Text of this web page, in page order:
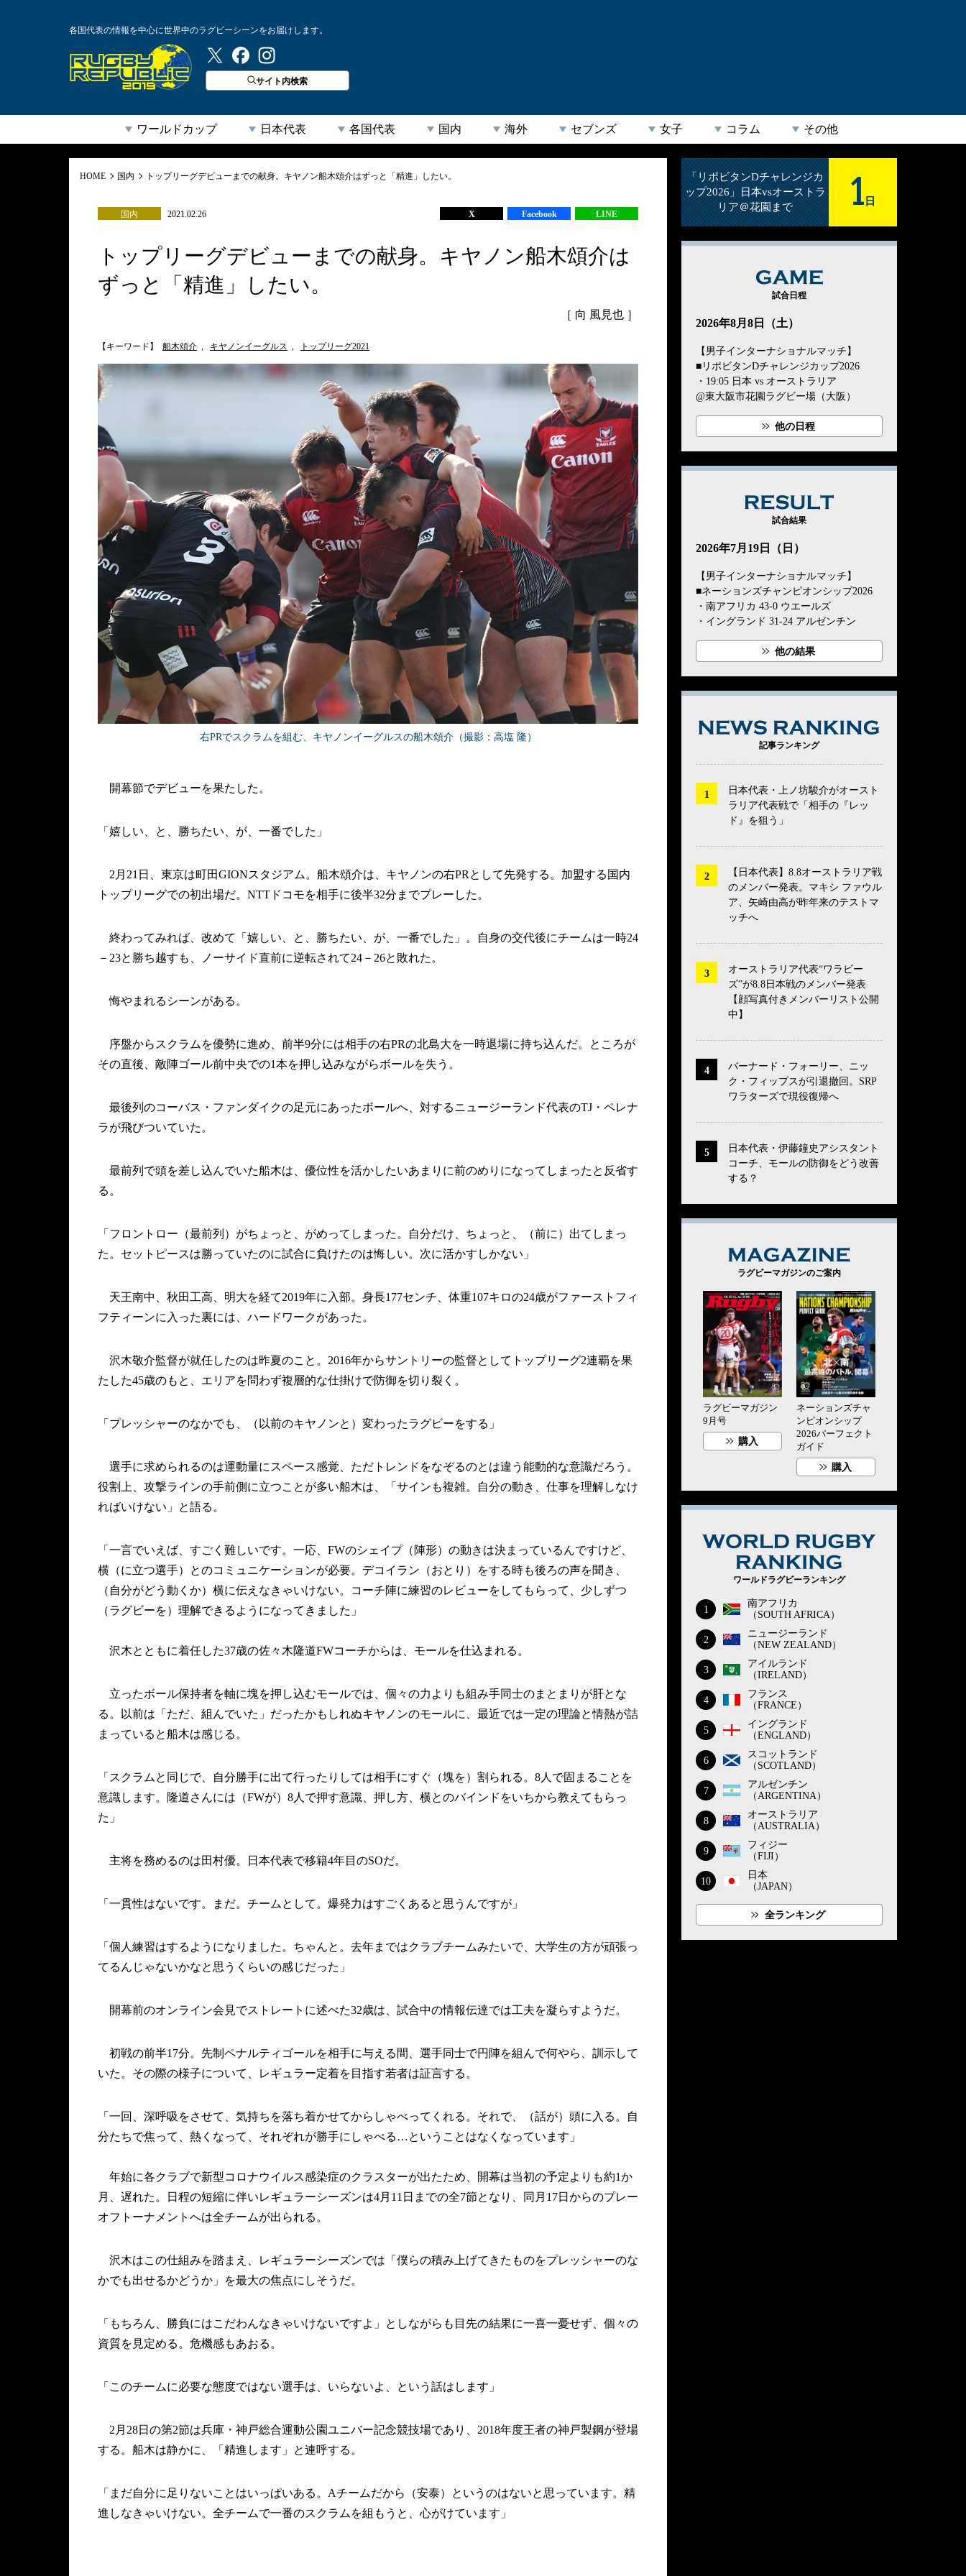
各国代表の情報を中心に世界中のラグビーシーンをお届けします。
ラグビーリパブリック
サイト内検索
ワールドカップ 日本代表 各国代表 国内 海外 セブンズ 女子 コラム その他
HOME 国内 トップリーグデビューまでの献身。キヤノン船木頌介はずっと「精進」したい。
国内 2021.02.26 X Facebook LINE
トップリーグデビューまでの献身。キヤノン船木頌介は
ずっと「精進」したい。
［ 向 風見也 ］
【キーワード】 船木頌介 , キヤノンイーグルス , トップリーグ2021
右PRでスクラムを組む、キヤノンイーグルスの船木頌介（撮影：高塩 隆）
開幕節でデビューを果たした。
「嬉しい、と、勝ちたい、が、一番でした」
2月21日、東京は町田GIONスタジアム。船木頌介は、キヤノンの右PRとして先発する。加盟する国内
トップリーグでの初出場だ。NTTドコモを相手に後半32分までプレーした。
終わってみれば、改めて「嬉しい、と、勝ちたい、が、一番でした」。自身の交代後にチームは一時24
－23と勝ち越すも、ノーサイド直前に逆転されて24－26と敗れた。
悔やまれるシーンがある。
序盤からスクラムを優勢に進め、前半9分には相手の右PRの北島大を一時退場に持ち込んだ。ところが
その直後、敵陣ゴール前中央での1本を押し込みながらボールを失う。
最後列のコーバス・ファンダイクの足元にあったボールへ、対するニュージーランド代表のTJ・ペレナ
ラが飛びついていた。
最前列で頭を差し込んでいた船木は、優位性を活かしたいあまりに前のめりになってしまったと反省す
る。
「フロントロー（最前列）がちょっと、がめってしまった。自分だけ、ちょっと、（前に）出てしまっ
た。セットピースは勝っていたのに試合に負けたのは悔しい。次に活かすしかない」
天王南中、秋田工高、明大を経て2019年に入部。身長177センチ、体重107キロの24歳がファーストフィ
フティーンに入った裏には、ハードワークがあった。
沢木敬介監督が就任したのは昨夏のこと。2016年からサントリーの監督としてトップリーグ2連覇を果
たした45歳のもと、エリアを問わず複層的な仕掛けで防御を切り裂く。
「プレッシャーのなかでも、（以前のキヤノンと）変わったラグビーをする」
選手に求められるのは運動量にスペース感覚、ただトレンドをなぞるのとは違う能動的な意識だろう。
役割上、攻撃ラインの手前側に立つことが多い船木は、「サインも複雑。自分の動き、仕事を理解しなけ
ればいけない」と語る。
「一言でいえば、すごく難しいです。一応、FWのシェイプ（陣形）の動きは決まっているんですけど、
横（に立つ選手）とのコミュニケーションが必要。デコイラン（おとり）をする時も後ろの声を聞き、
（自分がどう動くか）横に伝えなきゃいけない。コーチ陣に練習のレビューをしてもらって、少しずつ
（ラグビーを）理解できるようになってきました」
沢木とともに着任した37歳の佐々木隆道FWコーチからは、モールを仕込まれる。
立ったボール保持者を軸に塊を押し込むモールでは、個々の力よりも組み手同士のまとまりが肝とな
る。以前は「ただ、組んでいた」だったかもしれぬキヤノンのモールに、最近では一定の理論と情熱が詰
まっていると船木は感じる。
「スクラムと同じで、自分勝手に出て行ったりしては相手にすぐ（塊を）割られる。8人で固まることを
意識します。隆道さんには（FWが）8人で押す意識、押し方、横とのバインドをいちから教えてもらっ
た」
主将を務めるのは田村優。日本代表で移籍4年目のSOだ。
「一貫性はないです。まだ。チームとして。爆発力はすごくあると思うんですが」
「個人練習はするようになりました。ちゃんと。去年まではクラブチームみたいで、大学生の方が頑張っ
てるんじゃないかなと思うくらいの感じだった」
開幕前のオンライン会見でストレートに述べた32歳は、試合中の情報伝達では工夫を凝らすようだ。
初戦の前半17分。先制ペナルティゴールを相手に与える間、選手同士で円陣を組んで何やら、訓示して
いた。その際の様子について、レギュラー定着を目指す若者は証言する。
「一回、深呼吸をさせて、気持ちを落ち着かせてからしゃべってくれる。それで、（話が）頭に入る。自
分たちで焦って、熱くなって、それぞれが勝手にしゃべる…ということはなくなっています」
年始に各クラブで新型コロナウイルス感染症のクラスターが出たため、開幕は当初の予定よりも約1か
月、遅れた。日程の短縮に伴いレギュラーシーズンは4月11日までの全7節となり、同月17日からのプレー
オフトーナメントへは全チームが出られる。
沢木はこの仕組みを踏まえ、レギュラーシーズンでは「僕らの積み上げてきたものをプレッシャーのな
かでも出せるかどうか」を最大の焦点にしそうだ。
「もちろん、勝負にはこだわんなきゃいけないですよ」としながらも目先の結果に一喜一憂せず、個々の
資質を見定める。危機感もあおる。
「このチームに必要な態度ではない選手は、いらないよ、という話はします」
2月28日の第2節は兵庫・神戸総合運動公園ユニバー記念競技場であり、2018年度王者の神戸製鋼が登場
する。船木は静かに、「精進します」と連呼する。
「まだ自分に足りないことはいっぱいある。Aチームだから（安泰）というのはないと思っています。精
進しなきゃいけない。全チームで一番のスクラムを組もうと、心がけています」
「リポビタンDチャレンジカ
ップ2026」日本vsオーストラ
リア＠花園まで
1 日
GAME
試合日程
2026年8月8日（土）
【男子インターナショナルマッチ】
■リポビタンDチャレンジカップ2026
・19:05 日本 vs オーストラリア
@東大阪市花園ラグビー場（大阪）
他の日程
試合結果
2026年7月19日（日）
【男子インターナショナルマッチ】
■ネーションズチャンピオンシップ2026
・南アフリカ 43-0 ウエールズ
・イングランド 31-24 アルゼンチン
他の結果
記事ランキング
日本代表・上ノ坊駿介がオースト
ラリア代表戦で「相手の『レッ
ド』を狙う」
【日本代表】8.8オーストラリア戦
のメンバー発表。マキシ ファウル
ア、矢崎由高が昨年来のテストマ
ッチへ
オーストラリア代表“ワラビー
ズ”が8.8日本戦のメンバー発表
【顔写真付きメンバーリスト公開
中】
バーナード・フォーリー、ニッ
ク・フィップスが引退撤回。SRP
ワラターズで現役復帰へ
日本代表・伊藤鐘史アシスタント
コーチ、モールの防御をどう改善
する？
ラグビーマガジンのご案内
ラグビーマガジン
9月号
購入
ネーションズチャ
ンピオンシップ
2026パーフェクト
ガイド
購入
ワールドラグビーランキング
1
南アフリカ
（SOUTH AFRICA）
2
ニュージーランド
（NEW ZEALAND）
3
アイルランド
（IRELAND）
4
フランス
（FRANCE）
5
イングランド
（ENGLAND）
6
スコットランド
（SCOTLAND）
7
アルゼンチン
（ARGENTINA）
8
オーストラリア
（AUSTRALIA）
9
フィジー
（FIJI）
10
日本
（JAPAN）
全ランキング